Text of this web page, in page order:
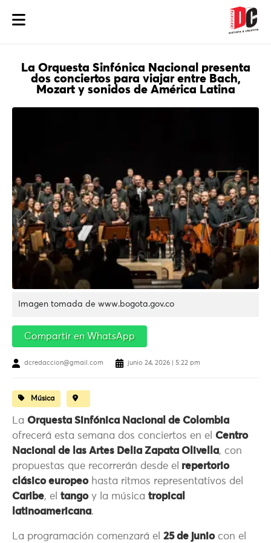
La Orquesta Sinfónica Nacional presenta
dos conciertos para viajar entre Bach,
Mozart y sonidos de América Latina
Imagen tomada de www.bogota.gov.co
Compartir en WhatsApp
dcredaccion@gmail.com junio 24, 2026 | 5:22 pm
Música
La Orquesta Sinfónica Nacional de Colombia
ofrecerá esta semana dos conciertos en el Centro
Nacional de las Artes Delia Zapata Olivella, con
propuestas que recorrerán desde el repertorio
clásico europeohasta ritmos representativos del
Caribe, el tangoy la música tropical
latinoamericana.
La programación comenzará el 25 de juniocon el